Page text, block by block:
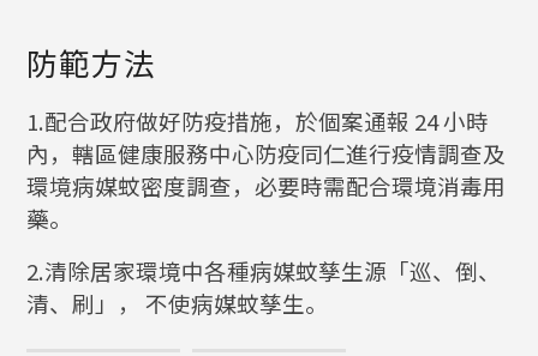
防範方法
1.配合政府做好防疫措施，於個案通報 24 小時
內，轄區健康服務中心防疫同仁進行疫情調查及
環境病媒蚊密度調查，必要時需配合環境消毒用
藥。
2.清除居家環境中各種病媒蚊孳生源「巡、倒、
清、刷」， 不使病媒蚊孳生。